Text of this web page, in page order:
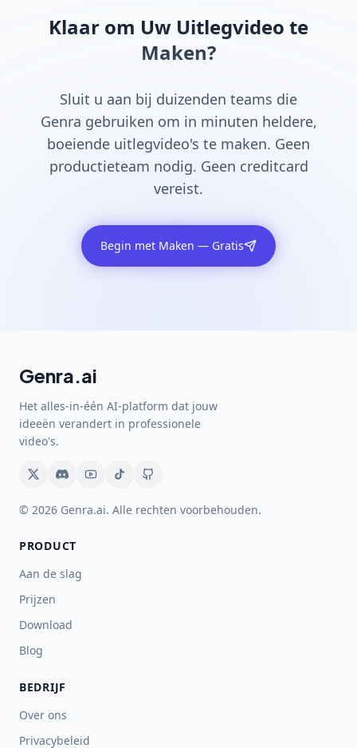
Klaar om Uw Uitlegvideo te
Maken?
Sluit u aan bij duizenden teams die
Genra gebruiken om in minuten heldere,
boeiende uitlegvideo's te maken. Geen
productieteam nodig. Geen creditcard
vereist.
Begin met Maken — Gratis
Genra.ai
Het alles-in-één AI-platform dat jouw
ideeën verandert in professionele
video's.
© 2026 Genra.ai. Alle rechten voorbehouden.
PRODUCT
Aan de slag
Prijzen
Download
Blog
BEDRIJF
Over ons
Privacybeleid